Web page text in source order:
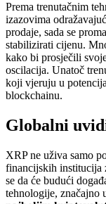
Prema trenutačnim
izazovima
prodaje, sada se
stabilizirati cijenu.
kako bi prosječili
oscilacija. Unatoč
koji vjeruju u
blockchainu.
Globalni
XRP ne uživa samo
financijskih institucija
se da će budući
tehnologije, značajno